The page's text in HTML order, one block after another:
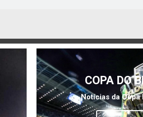
COPA DO
Notícias da Copa